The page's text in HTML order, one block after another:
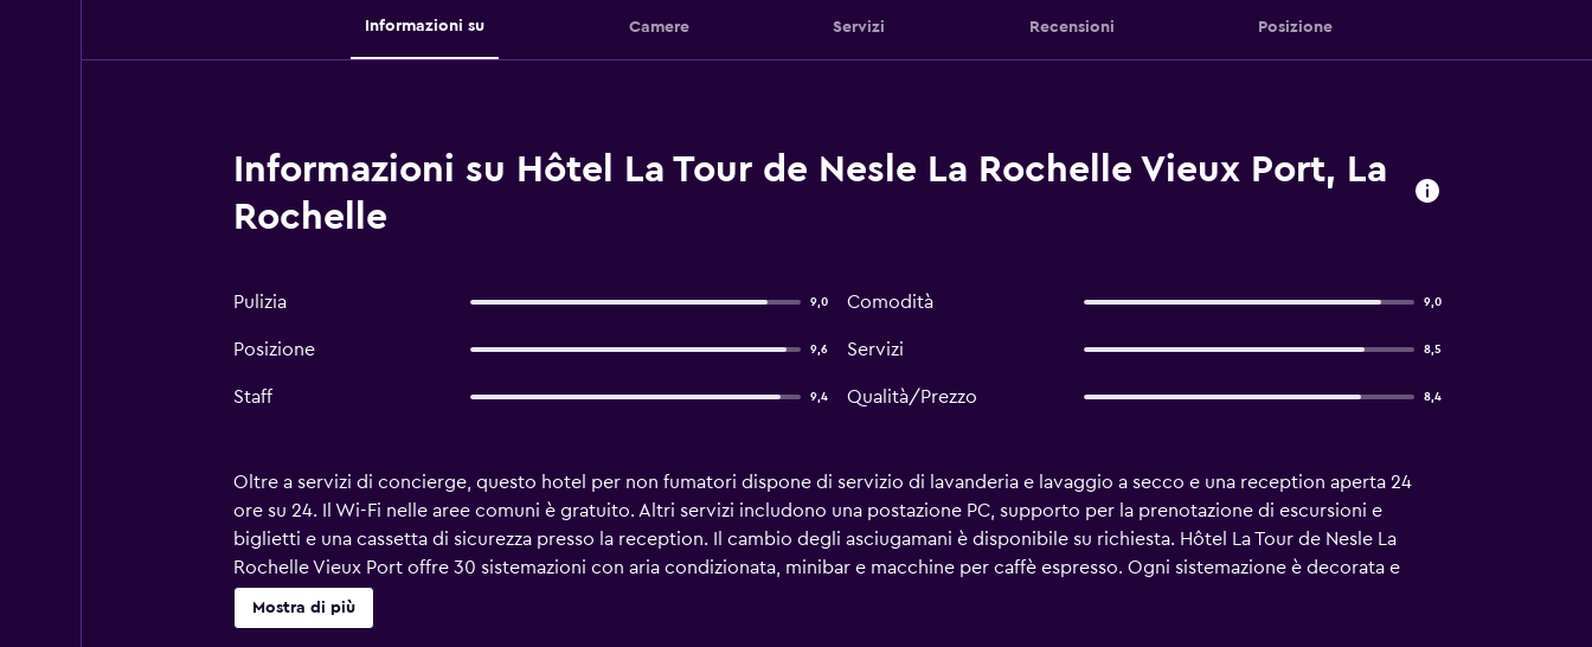
Informazioni su Camere Servizi Recensioni Posizione
Informazioni su Hôtel La Tour de Nesle La Rochelle Vieux Port, La
Rochelle
Pulizia 9,0 Comodità 9,0
Posizione 9,6 Servizi 8,5
Staff 9,4 Qualità/Prezzo 8,4
Oltre a servizi di concierge, questo hotel per non fumatori dispone di servizio di lavanderia e lavaggio a secco e una reception aperta 24
ore su 24. Il Wi-Fi nelle aree comuni è gratuito. Altri servizi includono una postazione PC, supporto per la prenotazione di escursioni e
biglietti e una cassetta di sicurezza presso la reception. Il cambio degli asciugamani è disponibile su richiesta. Hôtel La Tour de Nesle La
Rochelle Vieux Port offre 30 sistemazioni con aria condizionata, minibar e macchine per caffè espresso. Ogni sistemazione è decorata e
arredata in modo diverso. La biancheria da letto include biancheria in cotone egiziano e biancheria da letto di alta qualità. La TV a schermo
piatto da 55 pollici con canali via cavo. I bagni sono dotati di vasca o doccia, set di cortesia gratuiti e asciugacapelli. Durante il tuo
Mostra di più